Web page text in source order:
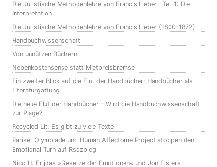
Die Juristische Methodenlehre von Francis Lieber. Teil 1: Die
Interpretation
Die Juristische Methodenlehre von Francis Lieber (1800-1872)
Handbuchwissenschaft
Von unnützen Büchern
Nebenkostensense statt Mietpreisbremse
Ein zweiter Blick auf die Flut der Handbücher: Handbücher als
Literaturgattung
Die neue Flut der Handbücher – Wird die Handbuchwissenschaft
zur Plage?
Recycled Lit: Es gibt zu viele Texte
Pariser Olympiade und Human Affectome Project stoppen den
Emotional Turn auf Rsozblog
Nico H. Frijdas »Gesetze der Emotionen« und Jon Elsters